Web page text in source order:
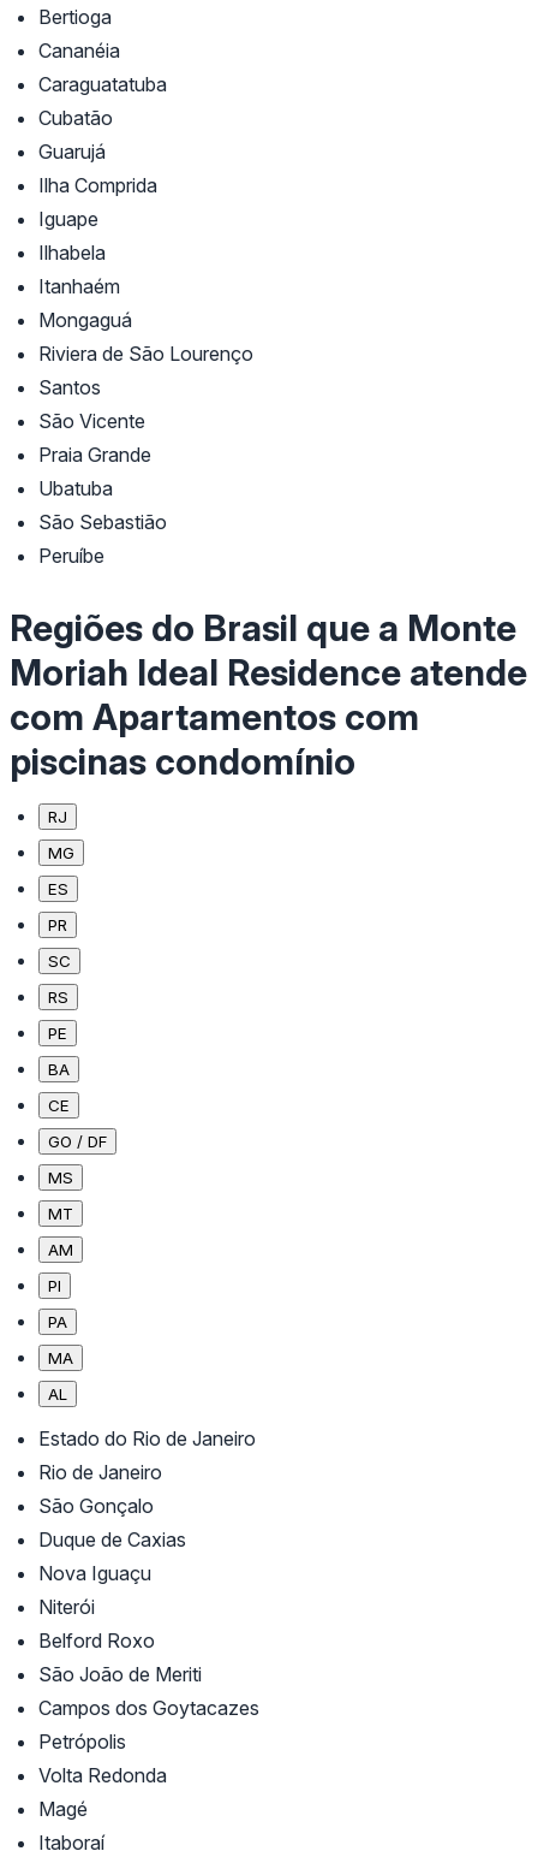
Bertioga
Cananéia
Caraguatatuba
Cubatão
Guarujá
Ilha Comprida
Iguape
Ilhabela
Itanhaém
Mongaguá
Riviera de São Lourenço
Santos
São Vicente
Praia Grande
Ubatuba
São Sebastião
Peruíbe
Regiões do Brasil que a Monte
Moriah Ideal Residence atende
com Apartamentos com
piscinas condomínio
RJ
MG
ES
PR
SC
RS
PE
BA
CE
GO / DF
MS
MT
AM
PI
PA
MA
AL
Estado do Rio de Janeiro
Rio de Janeiro
São Gonçalo
Duque de Caxias
Nova Iguaçu
Niterói
Belford Roxo
São João de Meriti
Campos dos Goytacazes
Petrópolis
Volta Redonda
Magé
Itaboraí